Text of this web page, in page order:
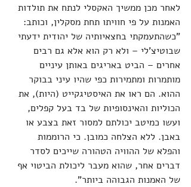
לאחר מכן ממשיך האקסלי לנתח את תולדות
האמנות על פי חוויתו תחת מסקלין, וכותב:
"כשהתעמקתי בחצאיותיה של יהודית ידעתי
שבוטיצ'לי – ולא רק הוא אלא גם רבים
אחרים – הביט באריגים באותן עיניים
מותמרות ומתמירות כפי שהיו עיני בבוקר
ההוא. הם ראו את האיסטיגקייט (היות), את
הכוליות והאינסופיות של בד בעל קפלים,
ועשו כמיטב יכולתם למסור זאת בצבע או
באבן. ללא הצלחה כמובן. כי הרוממות
והפלא של ההוויה הטהורה שייכים לסדר
דברים אחר, שהוא מעבר ליכולת הביטוי אף
של האמנות הגבוהה ביותר".